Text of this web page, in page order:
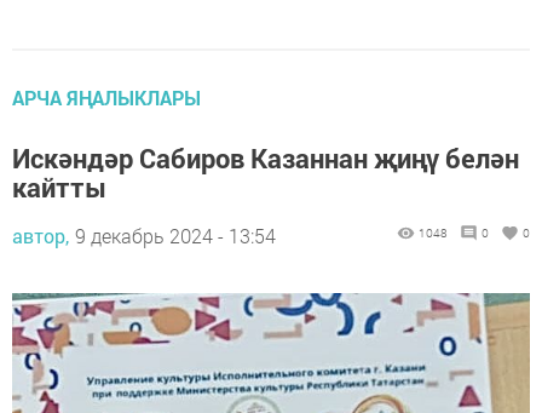
АРЧА ЯҢАЛЫКЛАРЫ
Искәндәр Сабиров Казаннан җиңү белән
кайтты
автор, 9 декабрь 2024 - 13:54 1048 0 0